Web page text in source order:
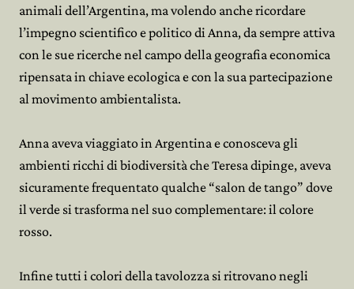
animali dell’Argentina, ma volendo anche ricordare
l’impegno scientifico e politico di Anna, da sempre attiva
con le sue ricerche nel campo della geografia economica
ripensata in chiave ecologica e con la sua partecipazione
al movimento ambientalista.
Anna aveva viaggiato in Argentina e conosceva gli
ambienti ricchi di biodiversità che Teresa dipinge, aveva
sicuramente frequentato qualche “salon de tango” dove
il verde si trasforma nel suo complementare: il colore
rosso.
Infine tutti i colori della tavolozza si ritrovano negli